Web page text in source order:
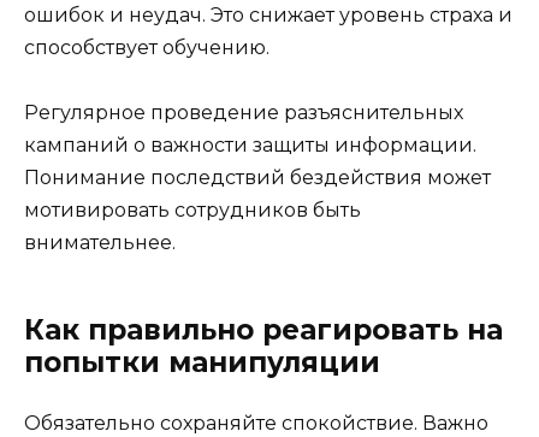
ошибок и неудач. Это снижает уровень страха и
способствует обучению.
Регулярное проведение разъяснительных
кампаний о важности защиты информации.
Понимание последствий бездействия может
мотивировать сотрудников быть
внимательнее.
Как правильно реагировать на
попытки манипуляции
Обязательно сохраняйте спокойствие. Важно